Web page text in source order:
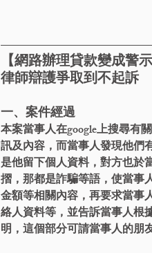
【網路辦理貸款變成
律師辯護爭取到不起訴
一、案件經過
本案當事人在google上搜尋有
訊及內容，而當事人發現他們
是他留下個人資料，對方也於
摺，那都是詐騙等語，使當事
金額等相關內容，再要求當事
絡人資料等，並告訴當事人根
明，這個部分可請當事人的朋